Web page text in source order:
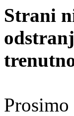
Strani
Prosimo